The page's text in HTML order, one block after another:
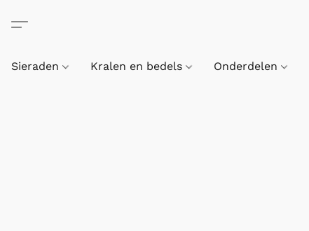
Sieraden Kralen en bedels Onderdelen